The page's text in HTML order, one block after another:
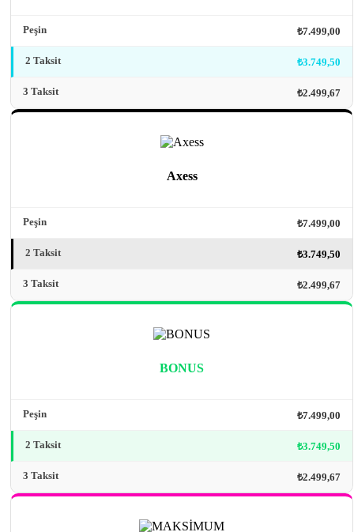
Peşin ₺7.499,00
2 Taksit ₺3.749,50
3 Taksit ₺2.499,67
Axess
Peşin ₺7.499,00
2 Taksit ₺3.749,50
3 Taksit ₺2.499,67
BONUS
Peşin ₺7.499,00
2 Taksit ₺3.749,50
3 Taksit ₺2.499,67